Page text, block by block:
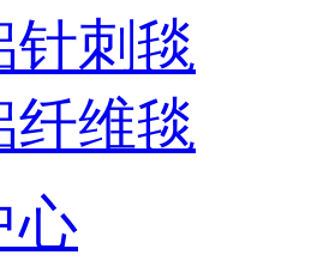
针刺毯
纤维毯
心